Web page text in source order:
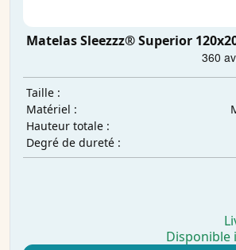
Matelas Sleezzz® Superior
Taille :
Matériel :
Hauteur totale :
Degré de dureté :
Disponible